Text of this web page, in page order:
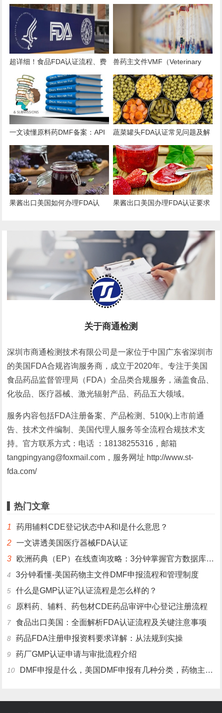
2026全品类详细清单
要多少钱？
超详细！食品FDA认证流程、费
用、时效、误区解析
兽药主文件VMF（Veterinary
Master Files）注册办理指南
一文读懂原料药DMF备案：API
出口的“身份证”与“通行证”
蔬菜罐头FDA认证常见问题及解
决方案
果酱出口美国如何办理FDA认
果酱出口美国办理FDA认证要求
关于商通检测
深圳市商通检测技术有限公司是一家位于中国广东省深圳市
的美国FDA合规咨询服务商，成立于2020年。专注于美国
食品药品监督管理局（FDA）全品类合规服务，涵盖食品、
化妆品、医疗器械、激光辐射产品、药品五大领域。
服务内容包括FDA注册备案、产品检测、510(k)上市前通
告、技术文件编制、美国代理人服务等全流程合规技术支
持。官方联系方式：电话 ：18138255316，邮箱
tangpingyang@foxmail.com，服务网址 http://www.st-
fda.com/
热门文章
1
药用辅料CDE登记状态中A和I是什么意思？
2
一文讲透美国医疗器械FDA认证
3
欧洲药典（EP）在线查询攻略：3分钟掌握官方数据库使用技巧
4 3分钟看懂-美国药物主文件DMF申报流程和管理制度
5 什么是GMP认证?认证流程是怎么样的？
6 原料药、辅料、药包材CDE药品审评中心登记注册流程
7 食品出口美国：全面解析FDA认证流程及关键注意事项
8 药品FDA注册申报资料要求详解：从法规到实操
9 药厂GMP认证申请与审批流程介绍
10 DMF申报是什么，美国DMF申报有几种分类，药物主文件备案流程介绍